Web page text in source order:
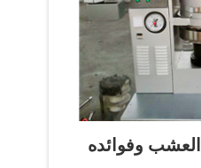
العشب وفوائده